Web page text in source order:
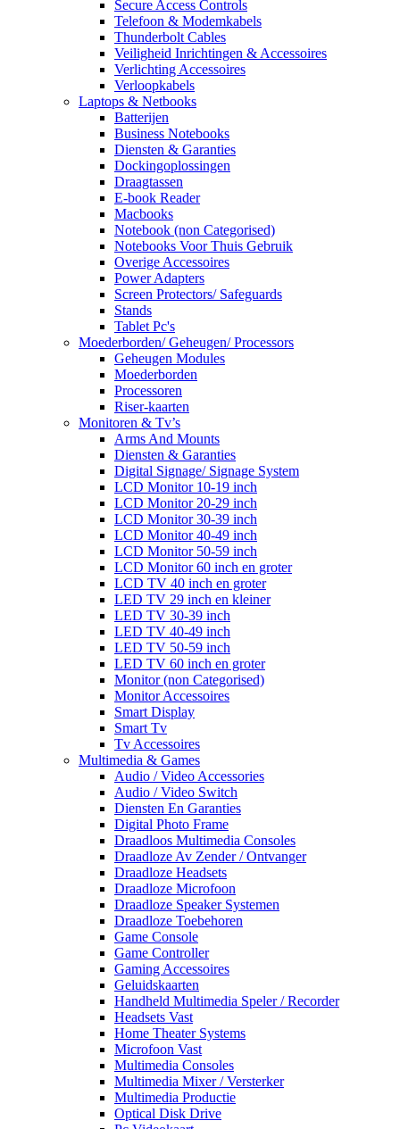
Secure Access Controls
Telefoon & Modemkabels
Thunderbolt Cables
Veiligheid Inrichtingen & Accessoires
Verlichting Accessoires
Verloopkabels
Laptops & Netbooks
Batterijen
Business Notebooks
Diensten & Garanties
Dockingoplossingen
Draagtassen
E-book Reader
Macbooks
Notebook (non Categorised)
Notebooks Voor Thuis Gebruik
Overige Accessoires
Power Adapters
Screen Protectors/ Safeguards
Stands
Tablet Pc's
Moederborden/ Geheugen/ Processors
Geheugen Modules
Moederborden
Processoren
Riser-kaarten
Monitoren & Tv’s
Arms And Mounts
Diensten & Garanties
Digital Signage/ Signage System
LCD Monitor 10-19 inch
LCD Monitor 20-29 inch
LCD Monitor 30-39 inch
LCD Monitor 40-49 inch
LCD Monitor 50-59 inch
LCD Monitor 60 inch en groter
LCD TV 40 inch en groter
LED TV 29 inch en kleiner
LED TV 30-39 inch
LED TV 40-49 inch
LED TV 50-59 inch
LED TV 60 inch en groter
Monitor (non Categorised)
Monitor Accessoires
Smart Display
Smart Tv
Tv Accessoires
Multimedia & Games
Audio / Video Accessories
Audio / Video Switch
Diensten En Garanties
Digital Photo Frame
Draadloos Multimedia Consoles
Draadloze Av Zender / Ontvanger
Draadloze Headsets
Draadloze Microfoon
Draadloze Speaker Systemen
Draadloze Toebehoren
Game Console
Game Controller
Gaming Accessoires
Geluidskaarten
Handheld Multimedia Speler / Recorder
Headsets Vast
Home Theater Systems
Microfoon Vast
Multimedia Consoles
Multimedia Mixer / Versterker
Multimedia Productie
Optical Disk Drive